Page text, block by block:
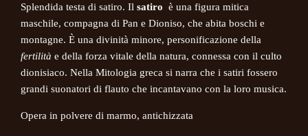
Splendida testa di satiro. Ilsatiro è una figura mitica
maschile, compagna di Pan e Dioniso, che abita boschi e
montagne. È una divinità minore, personificazione della
fertilità e della forza vitale della natura, connessa con il culto
dionisiaco. Nella Mitologia greca si narra che i satiri fossero
grandi suonatori di flauto che incantavano con la loro musica.
Opera in polvere di marmo, antichizzata